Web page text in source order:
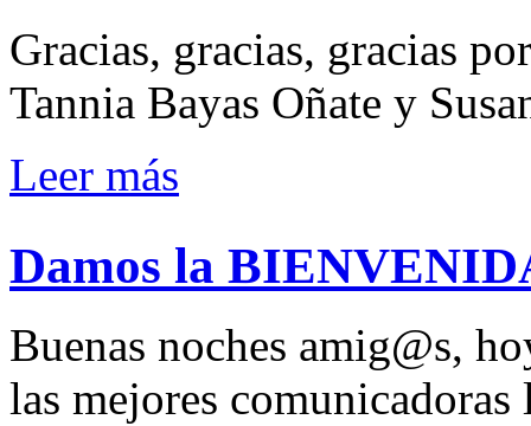
Gracias, gracias, gracias
Tannia Bayas Oñate y
Leer más
Damos la
Buenas noches amig@s,
las mejores